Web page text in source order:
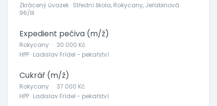
Zkrácený úvazek · Střední škola, Rokycany, Jeřabinová
96/III
Expedient pečiva (m/ž)
Rokycany · 30 000 Kč
HPP · Ladislav Frídel - pekařství
Cukrář (m/ž)
Rokycany · 37 000 Kč
HPP · Ladislav Frídel - pekařství